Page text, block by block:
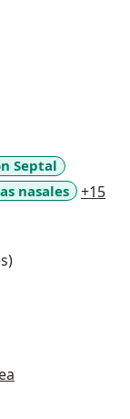
Septal
nasales +15